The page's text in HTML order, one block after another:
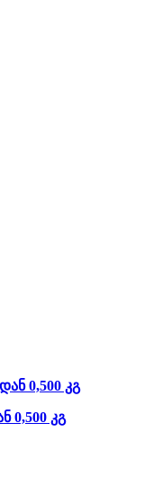
0,500 კგ